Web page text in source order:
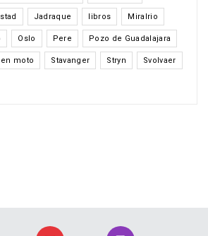
Jadraque libros Miralrio
Oslo Pere Pozo de Guadalajara
moto Stavanger Stryn Svolvaer